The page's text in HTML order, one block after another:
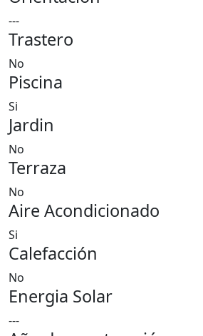
---
Trastero
No
Piscina
Si
Jardin
No
Terraza
No
Aire Acondicionado
Si
Calefacción
No
Energia Solar
---